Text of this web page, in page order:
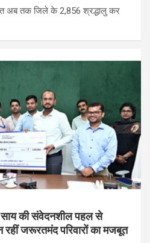
अब तक जिले के 2,856 श्रद्धालु कर
साय की संवेदनशील पहल से
रहीं जरूरतमंद परिवारों का मजबूत